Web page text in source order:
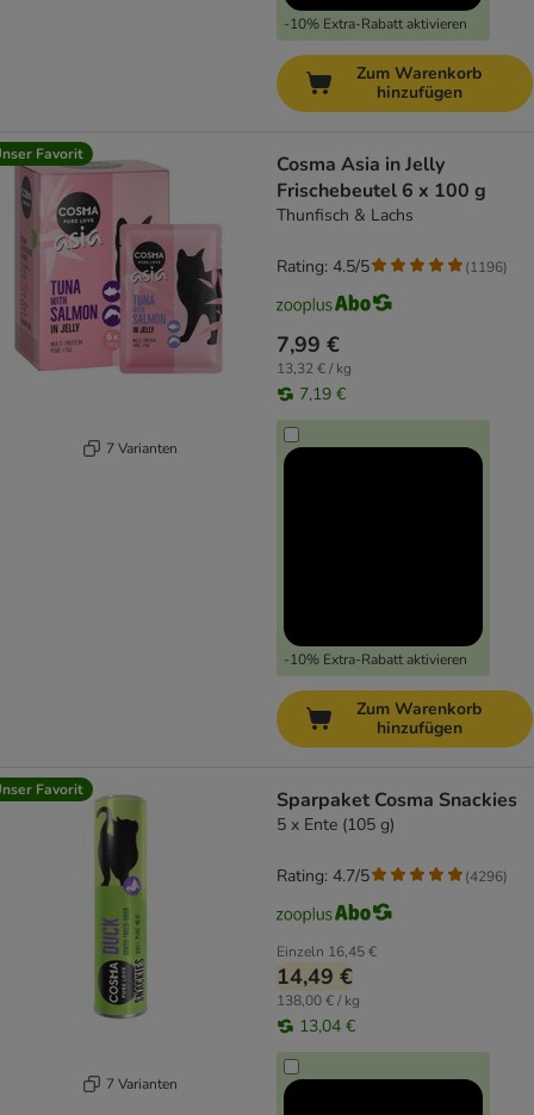
-10% Extra-Rabatt aktivieren
Zum Warenkorb
hinzufügen
Favorit
7 Varianten
Cosma Asia in Jelly
Frischebeutel 6 x 100 g
Thunfisch & Lachs
7,99 €
13,32 € / kg
7,19 €
-10% Extra-Rabatt aktivieren
Rating: 4.5/5 (1196)
Zum Warenkorb
hinzufügen
Favorit
7 Varianten
Sparpaket Cosma Snackies
5 x Ente (105 g)
Einzeln 16,45 €
14,49 €
138,00 € / kg
13,04 €
Rating: 4.7/5 (4296)